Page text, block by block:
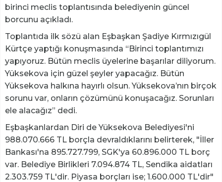
birinci meclis toplantısında belediyenin güncel
borcunu açıkladı.
Toplantıda ilk sözü alan Eşbaşkan Şadiye Kırmızıgül
Kürtçe yaptığı konuşmasında “Birinci toplantımızı
yapıyoruz. Bütün meclis üyelerine başarılar diliyorum.
Yüksekova için güzel şeyler yapacağız. Bütün
Yüksekova halkına hayırlı olsun. Yüksekova’nın birçok
sorunu var, onların çözümünü konuşacağız. Sorunları
ele alacağız” dedi.
Eşbaşkanlardan Diri de Yüksekova Belediyesi'ni
988.070.666 TL borçla devraldıklarını belirterek, "İller
Bankası'na 895.727.799, SGK'ya 60.896.000 TL borç
var. Belediye Birlikleri 7.094.874 TL, Sendika aidatları
2.303.759 TL'dir. Piyasa borçları ise; 1.600.000 TL'dir"